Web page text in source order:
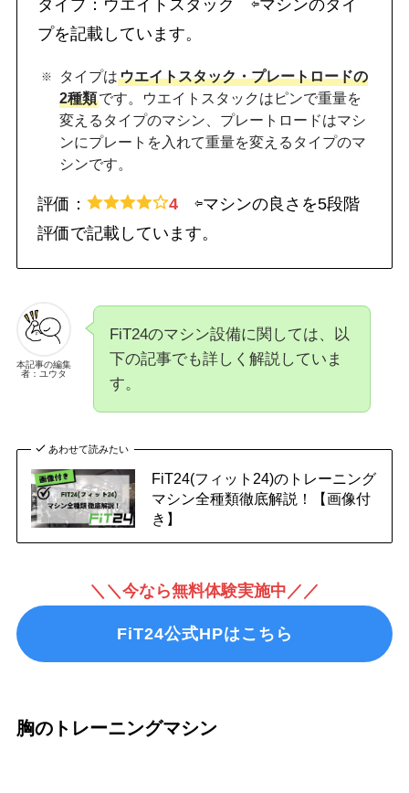
タイプ：ウエイトスタック ⇦マシンのタイ
プを記載しています。
タイプはウエイトスタック・プレートロードの
2種類です。ウエイトスタックはピンで重量を
変えるタイプのマシン、プレートロードはマシ
ンにプレートを入れて重量を変えるタイプのマ
シンです。
評価： 4 ⇦マシンの良さを5段階
評価で記載しています。
本記事の編集
者：ユウタ
FiT24のマシン設備に関しては、以
下の記事でも詳しく解説していま
す。
あわせて読みたい
FiT24(フィット24)のトレーニング
マシン全種類徹底解説！【画像付
き】
＼＼今なら無料体験実施中／／
FiT24公式HPはこちら
胸のトレーニングマシン